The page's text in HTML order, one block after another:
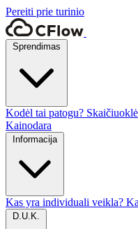
Pereiti prie turinio
Sprendimas
Kodėl tai patogu? Skaičiuoklė
Kainodara
Informacija
Kas yra individuali veikla?
D.U.K.